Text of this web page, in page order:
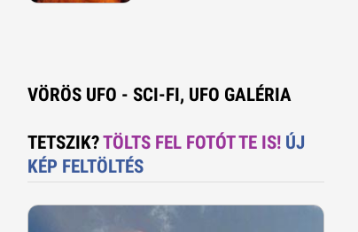
VÖRÖS UFO - SCI-FI, UFO GALÉRIA
TETSZIK?TÖLTS FEL FOTÓT TE IS! ÚJ
KÉP FELTÖLTÉS